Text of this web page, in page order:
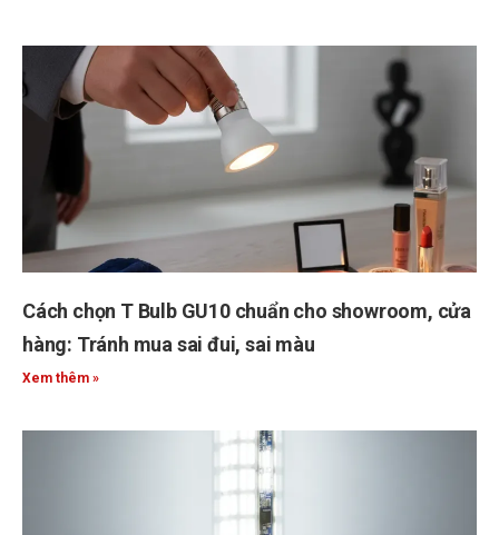
Cách chọn T Bulb GU10 chuẩn cho showroom, cửa
hàng: Tránh mua sai đui, sai màu
Xem thêm »